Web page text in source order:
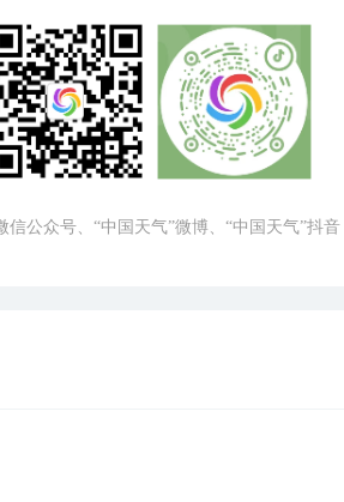
信公众号、“中国天气”微博、“中国天气”抖音